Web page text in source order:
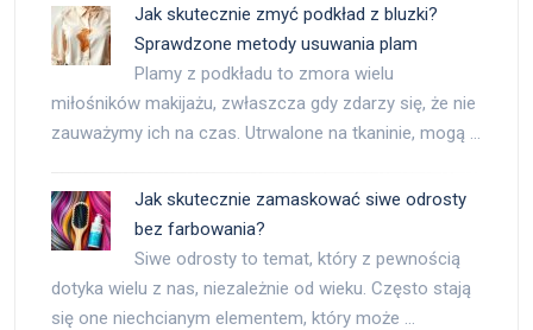
Jak skutecznie zmyć podkład z bluzki?
Sprawdzone metody usuwania plam
Plamy z podkładu to zmora wielu
miłośników makijażu, zwłaszcza gdy zdarzy się, że nie
zauważymy ich na czas. Utrwalone na tkaninie, mogą …
Jak skutecznie zamaskować siwe odrosty
bez farbowania?
Siwe odrosty to temat, który z pewnością
dotyka wielu z nas, niezależnie od wieku. Często stają
się one niechcianym elementem, który może …